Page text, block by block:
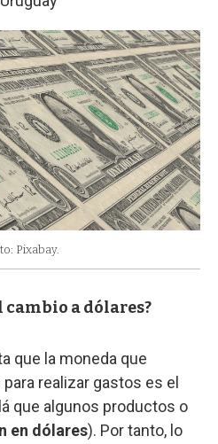
Pixabay.
cambio a dólares?
que la moneda que
realizar gastos es el
que algunos productos o
en dólares). Por tanto, lo